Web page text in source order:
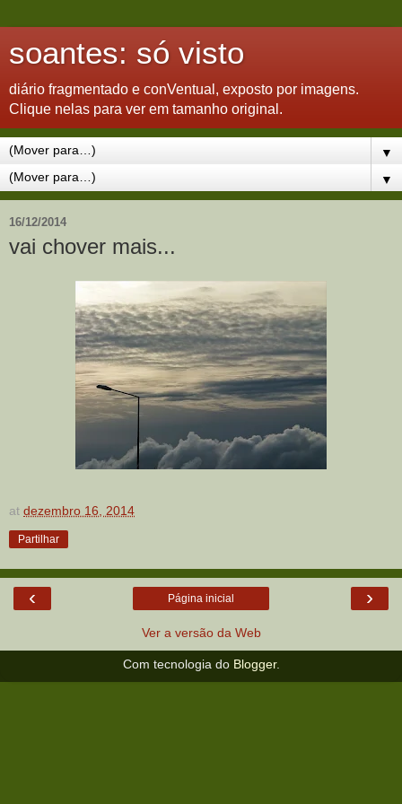
soantes: só visto
diário fragmentado e conVentual, exposto por imagens.
Clique nelas para ver em tamanho original.
▼
▼
16/12/2014
vai chover mais...
at dezembro 16, 2014
Partilhar
‹ ›
Página inicial
Ver a versão da Web
Com tecnologia do Blogger.